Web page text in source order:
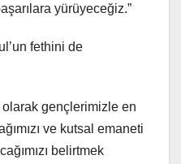
yürüyeceğiz.”
fethini de
gençlerimizle en
ve kutsal emaneti
belirtmek